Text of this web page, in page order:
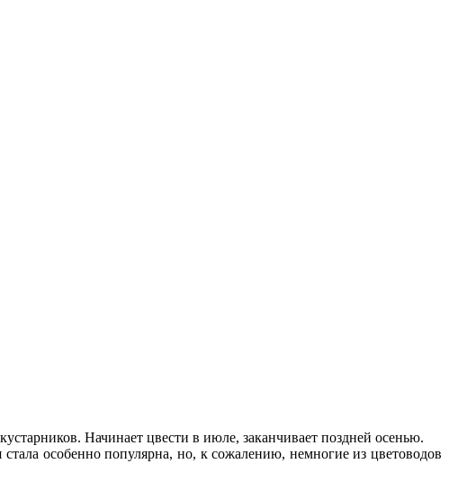
Начинает цвести в июле, заканчивает поздней осенью.
особенно популярна, но, к сожалению, немногие из цветоводов